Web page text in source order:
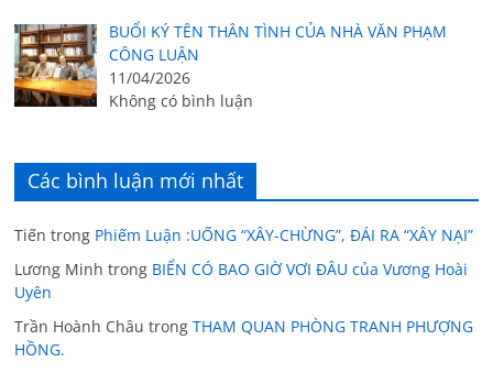
BUỔI KÝ TÊN THÂN TÌNH CỦA NHÀ VĂN PHẠM
CÔNG LUẬN
11/04/2026
Không có bình luận
Các bình luận mới nhất
Tiến trong Phiếm Luận :UỐNG “XÂY-CHỪNG”, ĐÁI RA “XÂY NẠI”
Lương Minh trong BIỂN CÓ BAO GIỜ VƠI ĐÂU của Vương Hoài
Uyên
Trần Hoành Châu trongTHAM QUAN PHÒNG TRANH PHƯỢNG
HỒNG.